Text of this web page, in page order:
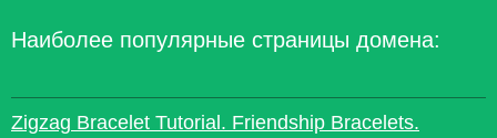
Наиболее популярные страницы домена:
Zigzag Bracelet Tutorial. Friendship Bracelets.